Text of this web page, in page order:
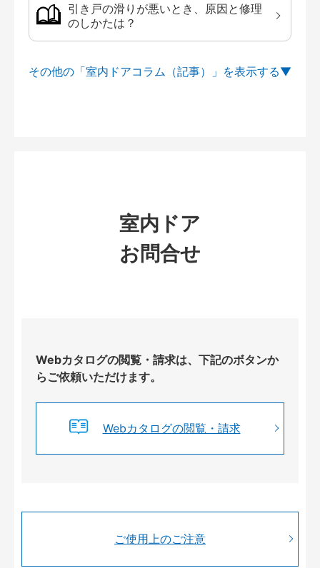
引き戸の滑りが悪いとき、原因と修理
のしかたは？
その他の「室内ドアコラム（記事）」を
室内ドア
お問合せ
Webカタログの閲覧・請求は、下記のボタンか
らご依頼いただけます。
Webカタログの閲覧・請求
ご使用上のご注意